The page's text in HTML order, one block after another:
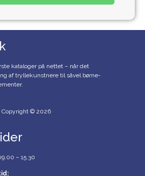
kataloger på nettet – når det
af tryllekunstnere til såvel børne-
Copyright © 2026
– 15.30